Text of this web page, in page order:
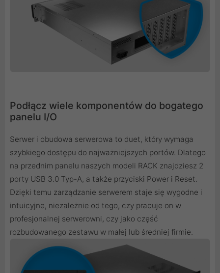
Podłącz wiele komponentów do bogatego
panelu I/O
Serwer i obudowa serwerowa to duet, który wymaga
szybkiego dostępu do najważniejszych portów. Dlatego
na przednim panelu naszych modeli RACK znajdziesz 2
porty USB 3.0 Typ-A, a także przyciski Power i Reset.
Dzięki temu zarządzanie serwerem staje się wygodne i
intuicyjne, niezależnie od tego, czy pracuje on w
profesjonalnej serwerowni, czy jako część
rozbudowanego zestawu w małej lub średniej firmie.